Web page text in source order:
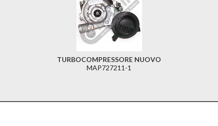
TURBOCOMPRESSORE NUOVO
MAP727211-1